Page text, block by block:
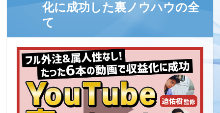
化に成功した裏ノウハウの全
て